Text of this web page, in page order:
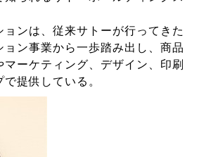
ンは、従来サトーが行ってきた
ョン事業から一歩踏み出し、商品
ーケティング、デザイン、印刷
提供している。